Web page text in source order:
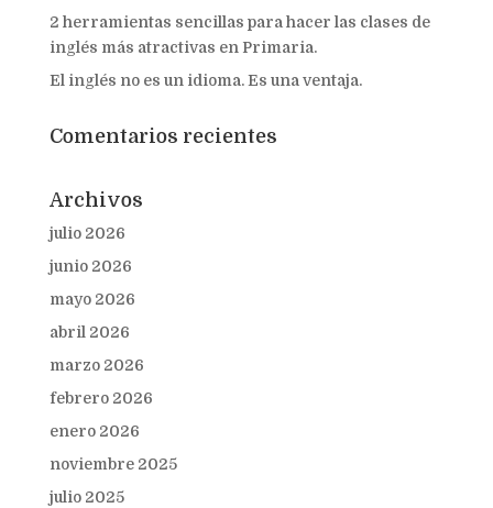
2 herramientas sencillas para hacer las clases de
inglés más atractivas en Primaria.
El inglés no es un idioma. Es una ventaja.
Comentarios recientes
Archivos
julio 2026
junio 2026
mayo 2026
abril 2026
marzo 2026
febrero 2026
enero 2026
noviembre 2025
julio 2025